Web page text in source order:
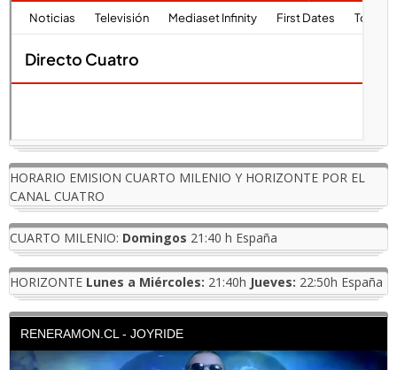
HORARIO EMISION CUARTO MILENIO Y HORIZONTE POR EL
CANAL CUATRO
CUARTO MILENIO: Domingos 21:40 h España
HORIZONTE Lunes a Miércoles: 21:40h Jueves: 22:50h España